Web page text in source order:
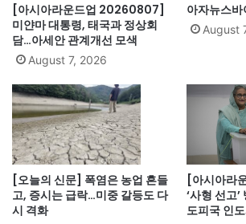
[아시아라운드업 20260807]
미얀마 대통령, 태국과 정상회
담…아세안 관계개선 모색
August 7, 2026
아자뉴스
August
[오늘의 신문] 폭염은 농업 흔들
고, 증시는 급락…미중 갈등도 다
시 격화
[아시아라
‘사형 선고
도피국 인